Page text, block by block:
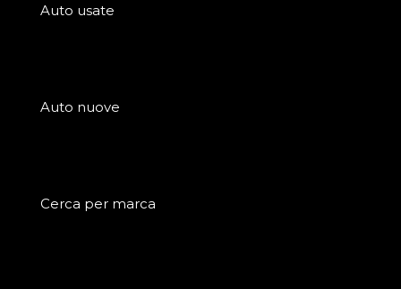
Auto usate
Auto nuove
Cerca per marca